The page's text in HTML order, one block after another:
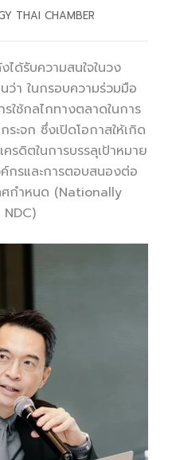
THAI CHAMBER
ได้รับความสนใจในวง
ว่า ในกรอบความร่วมมือ
รใช้กลไกทางตลาดในการ
ะจก ซึ่งเปิดโอกาสให้เกิด
รดิตในการบรรลุเป้าหมาย
กรและการตอบสนองต่อ
ศกำหนด (Nationally